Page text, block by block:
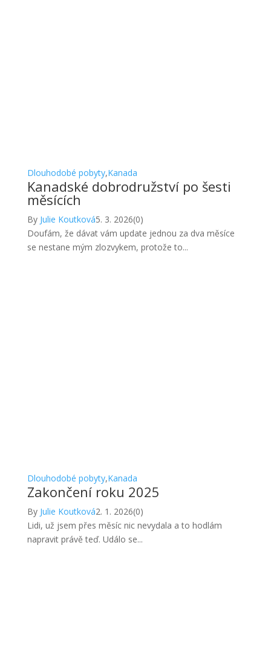
Dlouhodobé pobyty,Kanada
Kanadské dobrodružství po šesti
měsících
By Julie Koutková5. 3. 2026(0)
Doufám, že dávat vám update jednou za dva měsíce
se nestane mým zlozvykem, protože to...
Dlouhodobé pobyty,Kanada
Zakončení roku 2025
By Julie Koutková2. 1. 2026(0)
Lidi, už jsem přes měsíc nic nevydala a to hodlám
napravit právě teď. Událo se...